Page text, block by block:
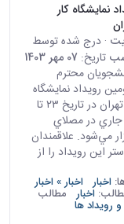
نمايشگاه كار
· درج شده توسط
تاریخ: 07 مهر 1403
محترم
رويداد نمايشگاه
كار دانشگاه تهران در تاريخ ۲۳ تا
جاري در مصلاي
مي‌شود. علاقمندان
این رویداد را از
اخبار اخبار » اخبار
اخبار مطالب
و رویداد ها